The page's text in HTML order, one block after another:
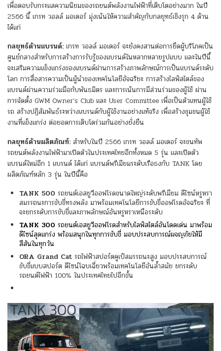
เพื่อตอบรับกระแสความนิยมของรถยนต์พลังงานไฟฟ้าที่เติบโตอย่างมาก ในปี
2566 นี้ เกรท วอลล์ มอเตอร์ มุ่งเน้นให้ความสำคัญกับกลยุทธ์เชิงรุก 4 ด้าน
ได้แก่
กลยุทธ์ด้านแบรนด์: เกรท วอลล์ มอเตอร์ จะยังคงสานต่อการยึดผู้บริโภคเป็น
ศูนย์กลางสำหรับการสร้างการรับรู้ของแบรนด์ในหลากหลายรูปแบบ และในปีนี้
จะเสริมความแข็งแกร่งของแบรนด์ผ่านการสร้างภาพลักษณ์การเป็นแบรนด์ระดับ
โลก การสื่อสารความเป็นผู้นำของเทคโนโลยีอัจฉริยะ การสร้างไลฟ์สไตล์ของ
แบรนด์ผ่านความร่วมมือกับพันธมิตร และการเน้นการมีส่วนร่วมของผู้ใช้ ผ่าน
การจัดตั้ง GWM Owner’s Club และ User Committee เพื่อเป็นตัวแทนผู้ใช้
รถ สร้างปฏิสัมพันธ์ระหว่างแบรนด์กับผู้ใช้งานอย่างแท้จริง เพื่อสร้างชุมชนผู้ใช้
งานที่แข็งแกร่ง ต่อยอดการเติบโตร่วมกันอย่างยั่งยืน
กลยุทธ์ด้านผลิตภัณฑ์: สำหรับในปี 2566 เกรท วอลล์ มอเตอร์ จะขนทัพ
รถยนต์พลังงานไฟฟ้ามาเปิดตัวในประเทศไทยอีกทั้งหมด 5 รุ่น และเปิดตัว
แบรนด์ใหม่อีก 1 แบรนด์ ได้แก่ แบรนด์พรีเมียมระดับเรือธงกับ TANK โดย
ผลิตภัณฑ์หลัก 3 รุ่น ในปีนี้คือ
TANK 500 รถยนต์เอสยูวีออฟโรดขนาดใหญ่ระดับพรีเมียม ดีไซน์หรูหรา
สมรรถนะการขับขี่ทรงพลัง มาพร้อมเทคโนโลยีการขับขี่ออฟโรดอัจฉริยะ ที่
จะยกระดับการขับขี่และภาพลักษณ์อันหรูหราเหนือระดับ
TANK 300 รถยนต์เอสยูวีออฟโรดสำหรับไลฟ์สไตล์อันโดดเด่น มาพร้อม
ดีไซน์สุดแกร่ง พร้อมสนุกในทุกการขับขี่ มอบประสบการณ์ผจญภัยให้มี
สีสันในทุกวัน
ORA Grand Cat รถไฟฟ้าสปอร์ตคูเป้สมรรถนะสูง มอบประสบการณ์
ขับขี่แบบสปอร์ต ดีไซน์โฉบเฉี่ยวพร้อมเทคโนโลยีอันล้ำสมัย ยกระดับ
รถยนต์ไฟฟ้า 100% ในประเทศไทยไปอีกขั้น